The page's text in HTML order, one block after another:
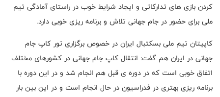
کردن بازی های تدارکاتی و ایجاد شرایط خوب در راستای آمادگی تیم
ملی برای حضور در جام جهانی تلاش و برنامه ریزی خوبی دارد.
کاپیتان تیم ملی بسکتبال ایران در خصوص برگزاری تور کاپ جام
جهانی در ایران هم گفت: انتقال کاپ جام جهانی در کشورهای مختلف
اتفاق خوبی است که در دوره ی قبل هم انجام شد و در این دوره با
برنامه ریزی بهتری در فدراسیون در حال انجام است و در این بین بار